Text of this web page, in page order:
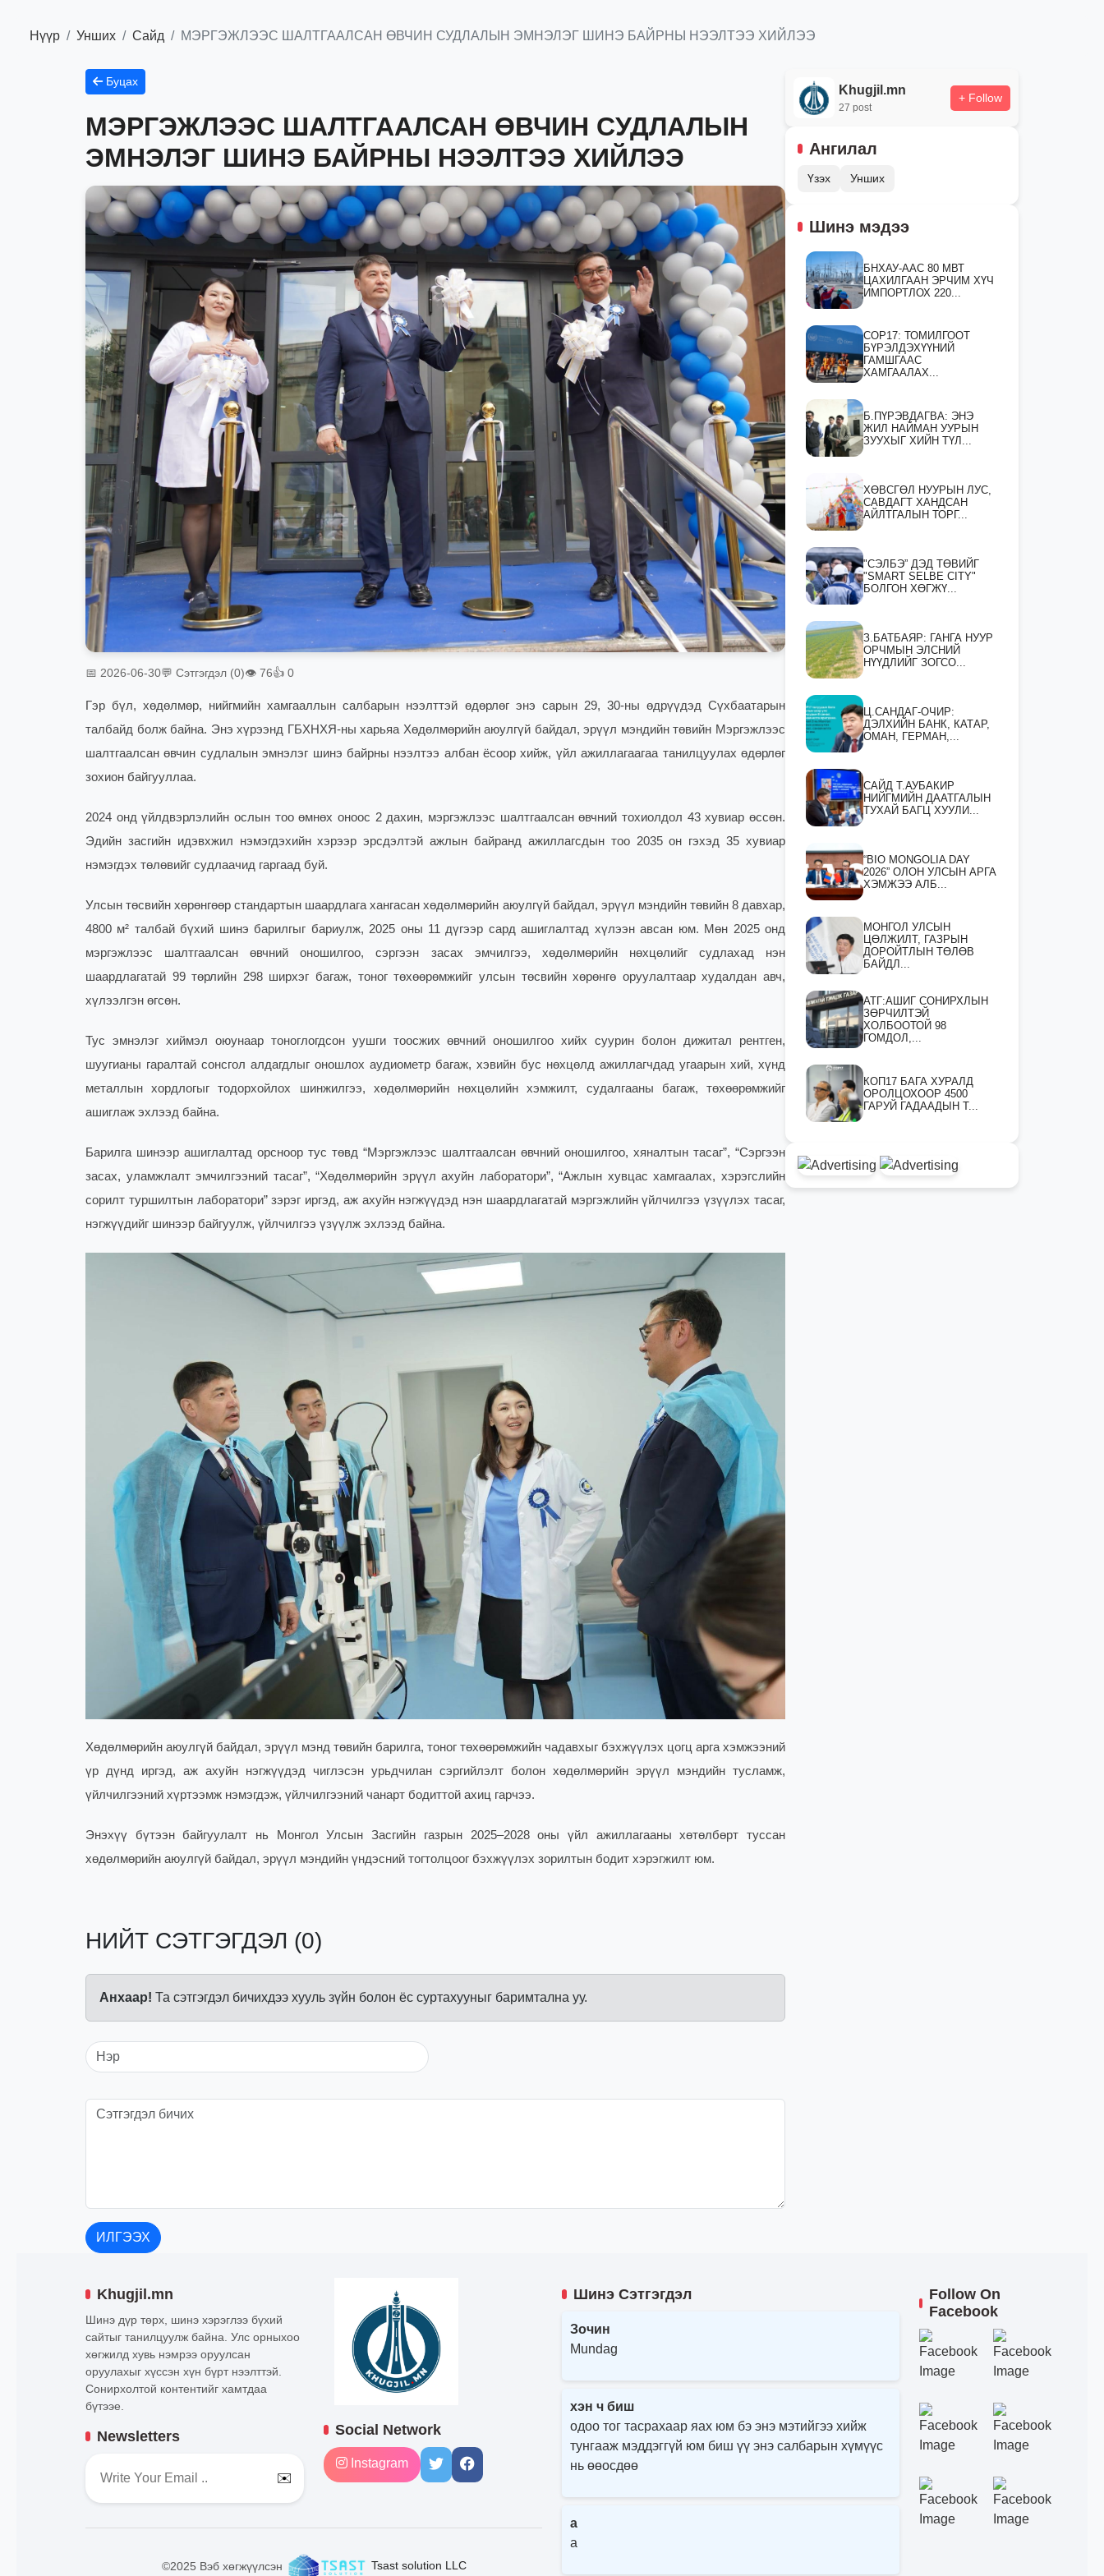
Нүүр Унших Сайд МЭРГЭЖЛЭЭС ШАЛТГААЛСАН ӨВЧИН СУДЛАЛЫН ЭМНЭЛЭГ ШИНЭ БАЙРНЫ НЭЭЛТЭЭ ХИЙЛЭЭ
Буцах
МЭРГЭЖЛЭЭС ШАЛТГААЛСАН ӨВЧИН СУДЛАЛЫН
ЭМНЭЛЭГ ШИНЭ БАЙРНЫ НЭЭЛТЭЭ ХИЙЛЭЭ
📅 2026-06-30💬 Сэтгэгдэл (0)👁 76👍 0
Гэр бүл, хөдөлмөр, нийгмийн хамгааллын салбарын нээлттэй өдөрлөг энэ сарын 29, 30-ны өдрүүдэд Сүхбаатарын
талбайд болж байна. Энэ хүрээнд ГБХНХЯ-ны харьяа Хөдөлмөрийн аюулгүй байдал, эрүүл мэндийн төвийн Мэргэжлээс
шалтгаалсан өвчин судлалын эмнэлэг шинэ байрны нээлтээ албан ёсоор хийж, үйл ажиллагаагаа танилцуулах өдөрлөг
зохион байгууллаа.
2024 онд үйлдвэрлэлийн ослын тоо өмнөх оноос 2 дахин, мэргэжлээс шалтгаалсан өвчний тохиолдол 43 хувиар өссөн.
Эдийн засгийн идэвхжил нэмэгдэхийн хэрээр эрсдэлтэй ажлын байранд ажиллагсдын тоо 2035 он гэхэд 35 хувиар
нэмэгдэх төлөвийг судлаачид гаргаад буй.
Улсын төсвийн хөрөнгөөр стандартын шаардлага хангасан хөдөлмөрийн аюулгүй байдал, эрүүл мэндийн төвийн 8 давхар,
4800 м² талбай бүхий шинэ барилгыг бариулж, 2025 оны 11 дүгээр сард ашиглалтад хүлээн авсан юм. Мөн 2025 онд
мэргэжлээс шалтгаалсан өвчний оношилгоо, сэргээн засах эмчилгээ, хөдөлмөрийн нөхцөлийг судлахад нэн
шаардлагатай 99 төрлийн 298 ширхэг багаж, тоног төхөөрөмжийг улсын төсвийн хөрөнгө оруулалтаар худалдан авч,
хүлээлгэн өгсөн.
Тус эмнэлэг хиймэл оюунаар тоноглогдсон уушги тоосжих өвчний оношилгоо хийх суурин болон дижитал рентген,
шуугианы гаралтай сонсгол алдагдлыг оношлох аудиометр багаж, хэвийн бус нөхцөлд ажиллагчдад угаарын хий, хүнд
металлын хордлогыг тодорхойлох шинжилгээ, хөдөлмөрийн нөхцөлийн хэмжилт, судалгааны багаж, төхөөрөмжийг
ашиглаж эхлээд байна.
Барилга шинээр ашиглалтад орсноор тус төвд “Мэргэжлээс шалтгаалсан өвчний оношилгоо, хяналтын тасаг”, “Сэргээн
засах, уламжлалт эмчилгээний тасаг”, “Хөдөлмөрийн эрүүл ахуйн лаборатори”, “Ажлын хувцас хамгаалах, хэрэгслийн
сорилт туршилтын лаборатори” зэрэг иргэд, аж ахуйн нэгжүүдэд нэн шаардлагатай мэргэжлийн үйлчилгээ үзүүлэх тасаг,
нэгжүүдийг шинээр байгуулж, үйлчилгээ үзүүлж эхлээд байна.
Хөдөлмөрийн аюулгүй байдал, эрүүл мэнд төвийн барилга, тоног төхөөрөмжийн чадавхыг бэхжүүлэх цогц арга хэмжээний
үр дүнд иргэд, аж ахуйн нэгжүүдэд чиглэсэн урьдчилан сэргийлэлт болон хөдөлмөрийн эрүүл мэндийн тусламж,
үйлчилгээний хүртээмж нэмэгдэж, үйлчилгээний чанарт бодиттой ахиц гарчээ.
Энэхүү бүтээн байгуулалт нь Монгол Улсын Засгийн газрын 2025–2028 оны үйл ажиллагааны хөтөлбөрт туссан
хөдөлмөрийн аюулгүй байдал, эрүүл мэндийн үндэсний тогтолцоог бэхжүүлэх зорилтын бодит хэрэгжилт юм.
НИЙТ СЭТГЭГДЭЛ (0)
Анхаар! Та сэтгэгдэл бичихдээ хууль зүйн болон ёс суртахууныг баримтална уу.
ИЛГЭЭХ
Khugjil.mn
27 post
+ Follow
Ангилал
Үзэх Унших
Шинэ мэдээ
БНХАУ-ААС 80 МВТ
ЦАХИЛГААН ЭРЧИМ ХҮЧ
ИМПОРТЛОХ 220...
СOP17: ТОМИЛГООТ
БҮРЭЛДЭХҮҮНИЙ
ГАМШГААС
ХАМГААЛАХ...
Б.ПҮРЭВДАГВА: ЭНЭ
ЖИЛ НАЙМАН УУРЫН
ЗУУХЫГ ХИЙН ТҮЛ...
ХӨВСГӨЛ НУУРЫН ЛУС,
САВДАГТ ХАНДСАН
АЙЛТГАЛЫН ТОРГ...
"СЭЛБЭ” ДЭД ТӨВИЙГ
"SMART SELBE CITY"
БОЛГОН ХӨГЖҮ...
З.БАТБАЯР: ГАНГА НУУР
ОРЧМЫН ЭЛСНИЙ
НҮҮДЛИЙГ ЗОГСО...
Ц.САНДАГ-ОЧИР:
ДЭЛХИЙН БАНК, КАТАР,
ОМАН, ГЕРМАН,...
САЙД Т.АУБАКИР
НИЙГМИЙН ДААТГАЛЫН
ТУХАЙ БАГЦ ХУУЛИ...
“BIO MONGOLIA DAY
2026” ОЛОН УЛСЫН АРГА
ХЭМЖЭЭ АЛБ...
МОНГОЛ УЛСЫН
ЦӨЛЖИЛТ, ГАЗРЫН
ДОРОЙТЛЫН ТӨЛӨВ
БАЙДЛ...
АТГ:АШИГ СОНИРХЛЫН
ЗӨРЧИЛТЭЙ
ХОЛБООТОЙ 98
ГОМДОЛ,...
КОП17 БАГА ХУРАЛД
ОРОЛЦОХООР 4500
ГАРУЙ ГАДААДЫН Т...
Khugjil.mn
Шинэ дүр төрх, шинэ хэрэглээ бүхий
сайтыг танилцуулж байна. Улс орныхоо
хөгжилд хувь нэмрээ оруулсан
оруулахыг хүссэн хүн бүрт нээлттэй.
Сонирхолтой контентийг хамтдаа
бүтээе.
Newsletters
✉️
Social Network
Instagram
©2025 Вэб хөгжүүлсэн Tsast solution LLC
Шинэ Сэтгэгдэл
Зочин
Mundag
хэн ч биш
одоо тог тасрахаар яах юм бэ энэ мэтийгээ хийж
тунгааж мэддэггүй юм биш үү энэ салбарын хүмүүс
нь өөосдөө
a
a
Follow On
Facebook